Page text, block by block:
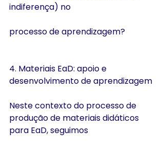
indiferença) no
processo de aprendizagem?
4. Materiais EaD: apoio e
desenvolvimento de aprendizagem
Neste contexto do processo de
produção de materiais didáticos
para EaD, seguimos